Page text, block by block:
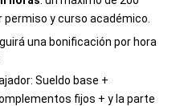
permiso y curso académico.
una bonificación por hora
Sueldo base +
fijos + y la parte